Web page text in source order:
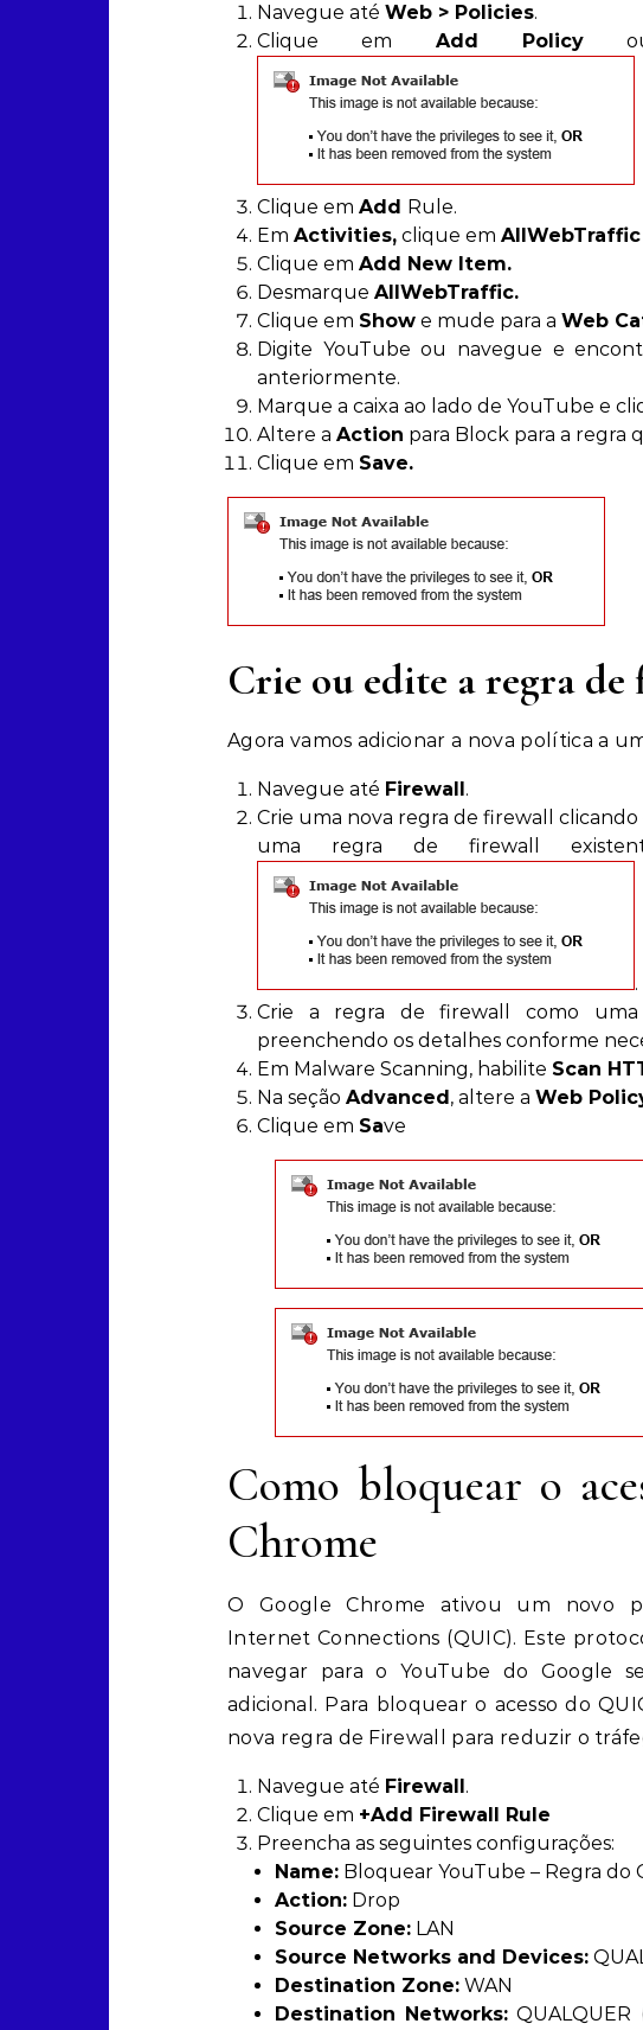
Navegue até Web > Policies.
Clique em Add Policy
Clique em Add Rule.
Em Activities, clique em AllWebTraffic
Clique em Add New Item.
Desmarque AllWebTraffic.
Clique em Show e mude para a Web
Digite YouTube ou navegue e
anteriormente.
Marque a caixa ao lado de YouTube e
Altere a Action para Block para a regra
Clique em Save.
Crie ou edite a regra
Agora vamos adicionar a nova política a
Navegue até Firewall.
Crie uma nova regra de firewall clicando
uma regra de firewall
.
Crie a regra de firewall como
preenchendo os detalhes conforme
Em Malware Scanning, habilite Scan
Na seção Advanced, altere a Web
Clique em Save
Como bloquear o
Chrome
O Google Chrome ativou um novo
Internet Connections (QUIC). Este
navegar para o YouTube do Google
adicional. Para bloquear o acesso do
nova regra de Firewall para reduzir o
Navegue até Firewall.
Clique em +Add Firewall Rule
Preencha as seguintes configurações:
Name: Bloquear YouTube – Regra do
Action: Drop
Source Zone: LAN
Source Networks and Devices:
Destination Zone: WAN
Destination Networks: